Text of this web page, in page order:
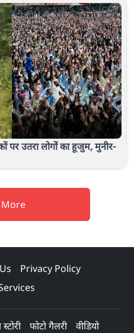
पर उतरा लोगों का हूजुम, मुनीर-
More
Privacy Policy
फोटो गैलरी वीडियो